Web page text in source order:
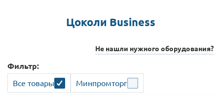
Цоколи Business
Не нашли нужного оборудования?
Фильтр:
Все товары Минпромторг